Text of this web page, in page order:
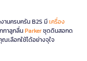
นครบครัน B2S มีเครื่อง
กาลูกลื่นParkerชุดดินสอกด
ณเลือกใช้ได้อย่างจุใจ